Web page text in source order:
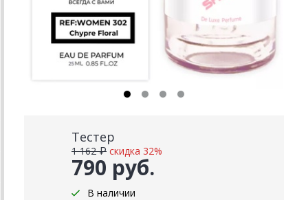
Тестер
790 руб.
1 162 ₽ скидка 32%
В наличии